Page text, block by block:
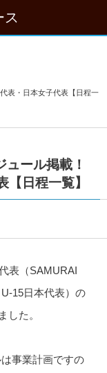
ス
表・日本女子代表【日程一
ュール掲載！
日程一覧】
表（SAMURAI
15日本代表）の
した。
事業計画ですの